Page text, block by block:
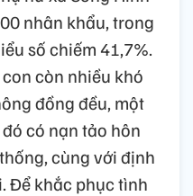
nhân khẩu, trong
số chiếm 41,7%.
còn nhiều khó
đồng đều, một
có nạn tảo hôn
cùng với định
Để khắc phục tình